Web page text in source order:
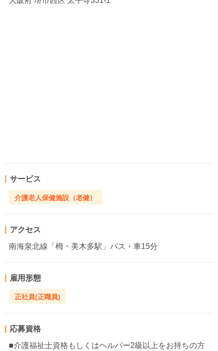
サービス
介護老人保健施設（老健）
アクセス
南海泉北線「栂・美木多駅」バス・車15分
雇用形態
正社員(正職員)
応募資格
■介護福祉士資格もしくはヘルパー2級以上をお持ちの方